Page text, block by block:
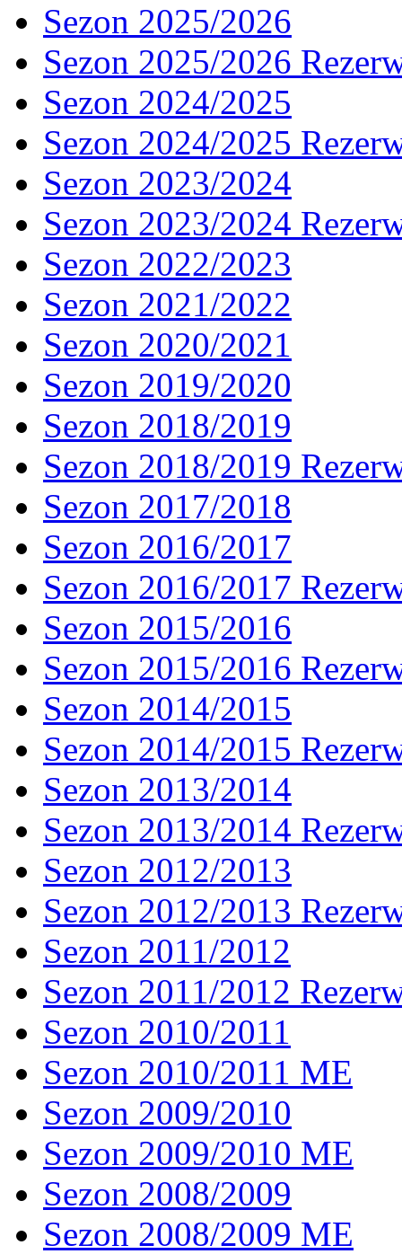
Sezon 2025/2026
Sezon 2025/2026
Sezon 2024/2025
Sezon 2024/2025
Sezon 2023/2024
Sezon 2023/2024
Sezon 2022/2023
Sezon 2021/2022
Sezon 2020/2021
Sezon 2019/2020
Sezon 2018/2019
Sezon 2018/2019
Sezon 2017/2018
Sezon 2016/2017
Sezon 2016/2017
Sezon 2015/2016
Sezon 2015/2016
Sezon 2014/2015
Sezon 2014/2015
Sezon 2013/2014
Sezon 2013/2014
Sezon 2012/2013
Sezon 2012/2013
Sezon 2011/2012
Sezon 2011/2012
Sezon 2010/2011
Sezon 2010/2011 ME
Sezon 2009/2010
Sezon 2009/2010 ME
Sezon 2008/2009
Sezon 2008/2009 ME